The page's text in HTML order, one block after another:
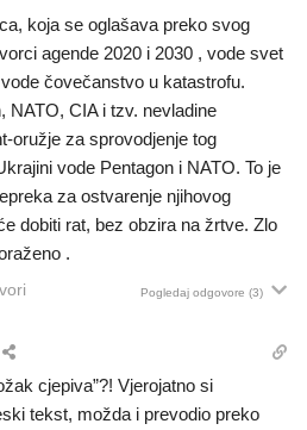
koja se oglašava preko svog
agende 2020 i 2030 , vode svet
čovečanstvo u katastrofu.
NATO, CIA i tzv. nevladine
oružje za sprovodjenje tog
vode Pentagon i NATO. To je
za ostvarenje njihovog
dobiti rat, bez obzira na žrtve. Zlo
.
Pogledaj odgovore (3)
cjepiva”?! Vjerojatno si
tekst, možda i prevodio preko